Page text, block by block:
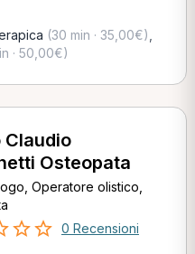
(30 min · 35,00€)
· 50,00€)
Claudio
Osteopata
Operatore olistico,
0 Recensioni